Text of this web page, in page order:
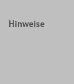
Hinweise